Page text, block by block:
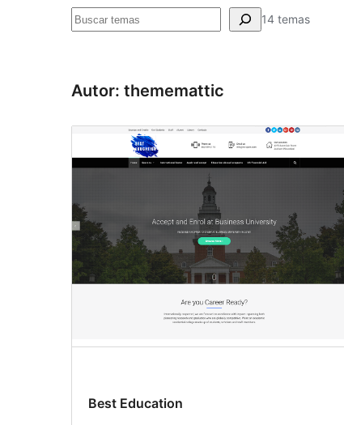
Buscar 14 temas
Autor: thememattic
Best Education